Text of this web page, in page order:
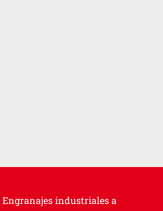
Engranajes industriales a